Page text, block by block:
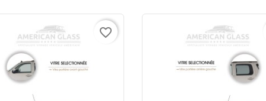
favorite_border